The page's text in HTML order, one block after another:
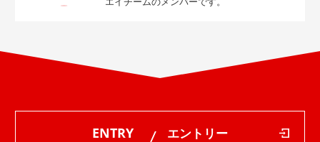
エイチームのメンバーです。
ENTRY エントリー